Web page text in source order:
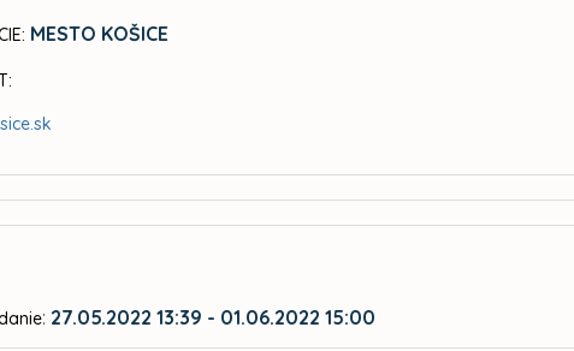
MESTO KOŠICE
: 27.05.2022 13:39 - 01.06.2022 15:00